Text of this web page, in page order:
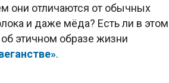
они отличаются от обычных
и даже мёда? Есть ли в этом
этичном образе жизни
.